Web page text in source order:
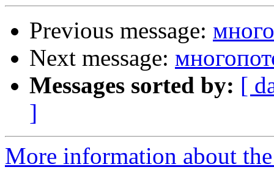
Previous message:
Next message:
Messages sorted by: [
]
More information about